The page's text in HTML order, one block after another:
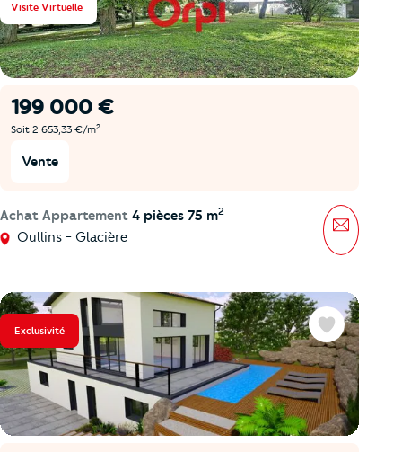
Visite Virtuelle
199 000 €
Soit 2 653,33 €/m2
Vente
Achat Appartement 4 pièces 75 m2
Oullins - Glacière
Message
Exclusivité Favoris